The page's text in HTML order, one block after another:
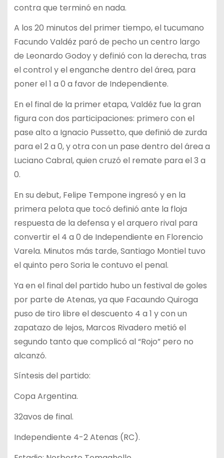
contra que terminó en nada.
A los 20 minutos del primer tiempo, el tucumano
Facundo Valdéz paró de pecho un centro largo
de Leonardo Godoy y definió con la derecha, tras
el control y el enganche dentro del área, para
poner el 1 a 0 a favor de Independiente.
En el final de la primer etapa, Valdéz fue la gran
figura con dos participaciones: primero con el
pase alto a Ignacio Pussetto, que definió de zurda
para el 2 a 0, y otra con un pase dentro del área a
Luciano Cabral, quien cruzó el remate para el 3 a
0.
En su debut, Felipe Tempone ingresó y en la
primera pelota que tocó definió ante la floja
respuesta de la defensa y el arquero rival para
convertir el 4 a 0 de Independiente en Florencio
Varela. Minutos más tarde, Santiago Montiel tuvo
el quinto pero Soria le contuvo el penal.
Ya en el final del partido hubo un festival de goles
por parte de Atenas, ya que Facaundo Quiroga
puso de tiro libre el descuento 4 a 1 y con un
zapatazo de lejos, Marcos Rivadero metió el
segundo tanto que complicó al “Rojo” pero no
alcanzó.
Síntesis del partido:
Copa Argentina.
32avos de final.
Independiente 4-2 Atenas (RC).